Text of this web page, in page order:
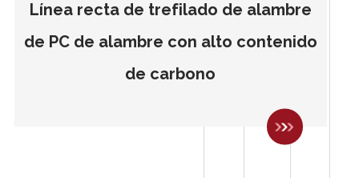
Línea recta de trefilado de alambre
de PC de alambre con alto contenido
de carbono